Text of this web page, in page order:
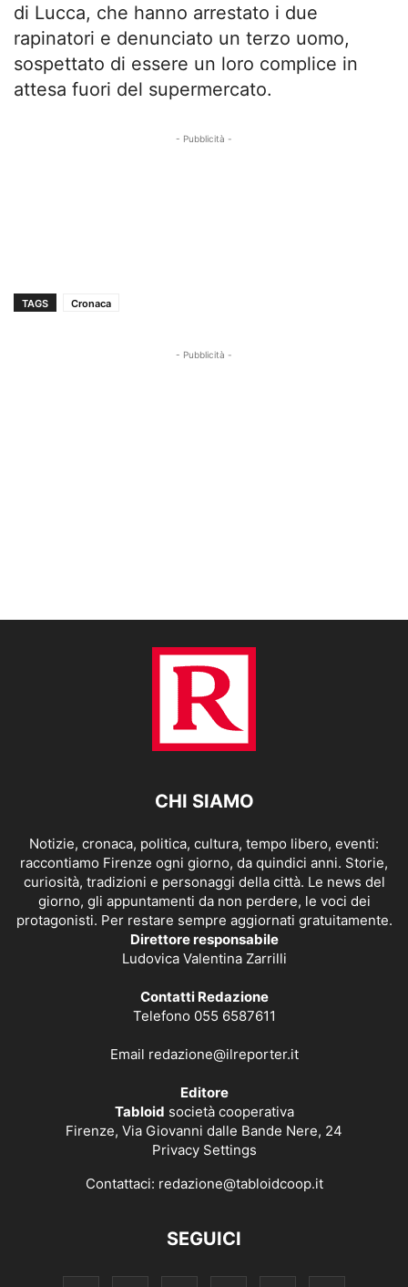
di Lucca, che hanno arrestato i due
rapinatori e denunciato un terzo uomo,
sospettato di essere un loro complice in
attesa fuori del supermercato.
- Pubblicità -
TAGS Cronaca
- Pubblicità -
CHI SIAMO
Notizie, cronaca, politica, cultura, tempo libero, eventi:
raccontiamo Firenze ogni giorno, da quindici anni. Storie,
curiosità, tradizioni e personaggi della città. Le news del
giorno, gli appuntamenti da non perdere, le voci dei
protagonisti. Per restare sempre aggiornati gratuitamente.
Direttore responsabile
Ludovica Valentina Zarrilli
Contatti Redazione
Telefono 055 6587611
Email redazione@ilreporter.it
Editore
Tabloid società cooperativa
Firenze, Via Giovanni dalle Bande Nere, 24
Privacy Settings
Contattaci: redazione@tabloidcoop.it
SEGUICI